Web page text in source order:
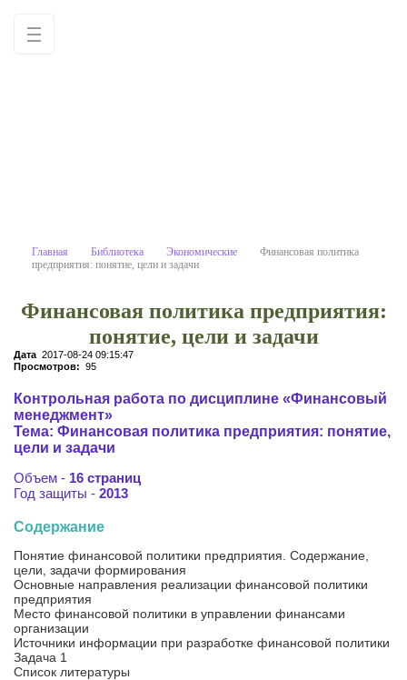
Главная Библиотека Экономические
Финансовая политика
предприятия: понятие, цели и задачи
Финансовая политика предприятия:
понятие, цели и задачи
Дата 2017-08-24 09:15:47
Просмотров: 95
Контрольная работа по дисциплине «Финансовый
менеджмент»
Тема: Финансовая политика предприятия: понятие,
цели и задачи
Объем - 16 страниц
Год защиты - 2013
Содержание
Понятие финансовой политики предприятия. Содержание,
цели, задачи формирования
Основные направления реализации финансовой политики
предприятия
Место финансовой политики в управлении финансами
организации
Источники информации при разработке финансовой политики
Задача 1
Список литературы